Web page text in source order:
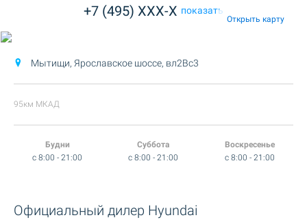
+7 (495) XXX-X показать
Открыть карту
Мытищи, Ярославское шоссе, вл2Вс3
95км МКАД
Будни
c 8:00 - 21:00
Суббота
c 8:00 - 21:00
Воскресенье
c 8:00 - 21:00
Официальный дилер Hyundai